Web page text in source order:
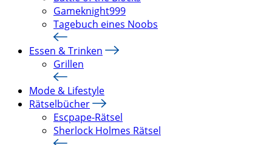
Gameknight999
Tagebuch eines Noobs
Essen & Trinken
Grillen
Mode & Lifestyle
Rätselbücher
Escpape-Rätsel
Sherlock Holmes Rätsel